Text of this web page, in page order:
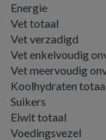
Energie
Vet totaal
Vet verzadigd
Vet enkelvoudig
Vet meervoudig
Koolhydraten
Suikers
Eiwit totaal
Voedingsvezel